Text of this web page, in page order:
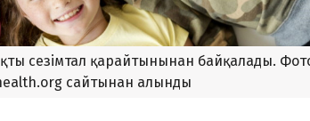
сезімтал қарайтынынан байқалады.
сайтынан алынды